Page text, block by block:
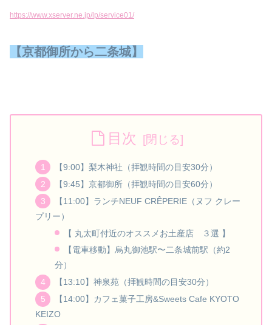
https://www.xserver.ne.jp/lp/service01/
【京都御所から二条城】
目次
【9:00】梨木神社（拝観時間の目安30分）
【9:45】京都御所（拝観時間の目安60分）
【11:00】ランチNEUF CRÊPERIE（ヌフ クレー
プリー）
【 丸太町付近のオススメお土産店 ３選 】
【電車移動】烏丸御池駅〜二条城前駅（約2
分）
【13:10】神泉苑（拝観時間の目安30分）
【14:00】カフェ菓子工房&Sweets Cafe KYOTO
KEIZO